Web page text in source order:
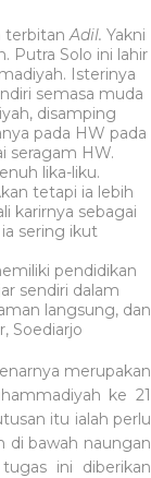
terbitan Adil. Yakni
Putra Solo ini lahir
Isterinya
semasa muda
disamping
pada HW pada
seragam HW.
lika-liku.
tetapi ia lebih
karirnya sebagai
sering ikut
pendidikan
sendiri dalam
langsung, dan
Soediarjo
merupakan
ke 21
itu ialah perlu
di bawah naungan
ini diberikan